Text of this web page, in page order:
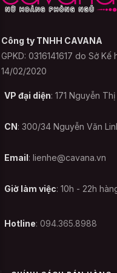
4cm. Nhân viên
có thể được
chọn size sau
tâm nhé !
Bảo
Duyên
cảm bigsize
vào sọt quần áo
vi khẩu và nấm
Công ty TNHH CAVANA
GPKD: 0316141617 do Sở
14/02/2020
VP đại diện: 171 Nguyễn
CN: 300/34 Nguyễn Văn
Email: lienhe@cavana.vn
Giờ làm việc: 10h - 22h
Hotline: 094.365.8988